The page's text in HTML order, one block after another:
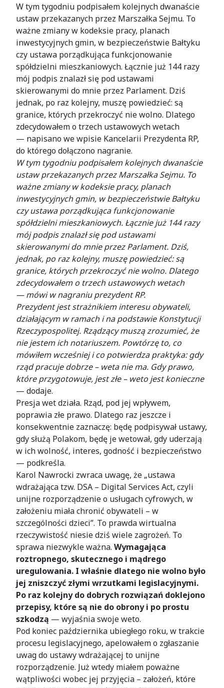
W tym tygodniu podpisałem kolejnych dwanaście
ustaw przekazanych przez Marszałka Sejmu. To
ważne zmiany w kodeksie pracy, planach
inwestycyjnych gmin, w bezpieczeństwie Bałtyku
czy ustawa porządkująca funkcjonowanie
spółdzielni mieszkaniowych. Łącznie już 144 razy
mój podpis znalazł się pod ustawami
skierowanymi do mnie przez Parlament. Dziś
jednak, po raz kolejny, muszę powiedzieć: są
granice, których przekroczyć nie wolno. Dlatego
zdecydowałem o trzech ustawowych wetach
— napisano we wpisie Kancelarii Prezydenta RP,
do którego dołączono nagranie.
W tym tygodniu podpisałem kolejnych dwanaście
ustaw przekazanych przez Marszałka Sejmu. To
ważne zmiany w kodeksie pracy, planach
inwestycyjnych gmin, w bezpieczeństwie Bałtyku
czy ustawa porządkująca funkcjonowanie
spółdzielni mieszkaniowych. Łącznie już 144 razy
mój podpis znalazł się pod ustawami
skierowanymi do mnie przez Parlament. Dziś,
jednak, po raz kolejny, muszę powiedzieć: są
granice, których przekroczyć nie wolno. Dlatego
zdecydowałem o trzech ustawowych wetach
— mówi w nagraniu prezydent RP.
Prezydent jest strażnikiem interesu obywateli,
działającym w ramach i na podstawie Konstytucji
Rzeczypospolitej. Rządzący muszą zrozumieć, że
nie jestem ich notariuszem. Powtórzę to, co
mówiłem wcześniej i co potwierdza praktyka: gdy
rząd pracuje dobrze – weta nie ma. Gdy prawo,
które przygotowuje, jest złe – weto jest konieczne
— dodaje.
Presja wet działa. Rząd, pod jej wpływem,
poprawia złe prawo. Dlatego raz jeszcze i
konsekwentnie zaznaczę: będę podpisywał ustawy,
gdy służą Polakom, będę je wetował, gdy uderzają
w ich wolność, interes, godność i bezpieczeństwo
— podkreśla.
Karol Nawrocki zwraca uwagę, że „ustawa
wdrażająca tzw. DSA – Digital Services Act, czyli
unijne rozporządzenie o usługach cyfrowych, w
założeniu miała chronić obywateli – w
szczególności dzieci”. To prawda wirtualna
rzeczywistość niesie dziś wiele zagrożeń. To
sprawa niezwykle ważna. Wymagająca
roztropnego, skutecznego i mądrego
uregulowania. I właśnie dlatego nie wolno było
jej zniszczyć złymi wrzutkami legislacyjnymi.
Po raz kolejny do dobrych rozwiązań doklejono
przepisy, które są nie do obrony i po prostu
szkodzą — wyjaśnia swoje weto.
Pod koniec października ubiegłego roku, w trakcie
procesu legislacyjnego, apelowałem o zgłaszanie
uwag do ustawy wdrażającej to unijne
rozporządzenie. Już wtedy miałem poważne
wątpliwości wobec jej przyjęcia – założeń, które